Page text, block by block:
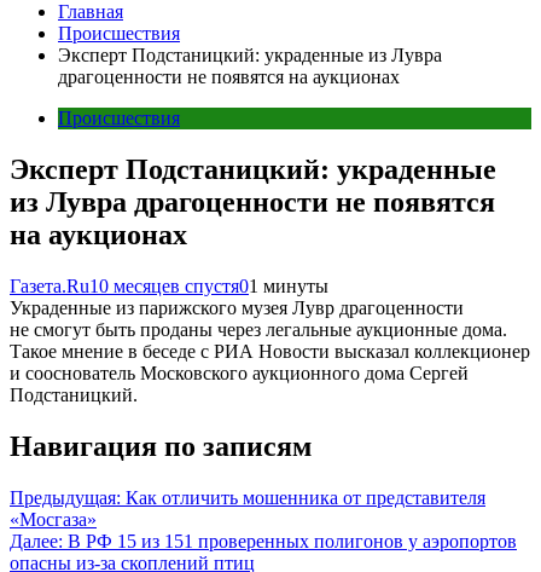
Главная
Происшествия
Эксперт Подстаницкий: украденные из Лувра
драгоценности не появятся на аукционах
Происшествия
Эксперт Подстаницкий: украденные
из Лувра драгоценности не появятся
на аукционах
Газета.Ru10 месяцев спустя01 минуты
Украденные из парижского музея Лувр драгоценности
не смогут быть проданы через легальные аукционные дома.
Такое мнение в беседе с РИА Новости высказал коллекционер
и сооснователь Московского аукционного дома Сергей
Подстаницкий.
Навигация по записям
Предыдущая: Как отличить мошенника от представителя
«Мосгаза»
Далее: В РФ 15 из 151 проверенных полигонов у аэропортов
опасны из‑за скоплений птиц